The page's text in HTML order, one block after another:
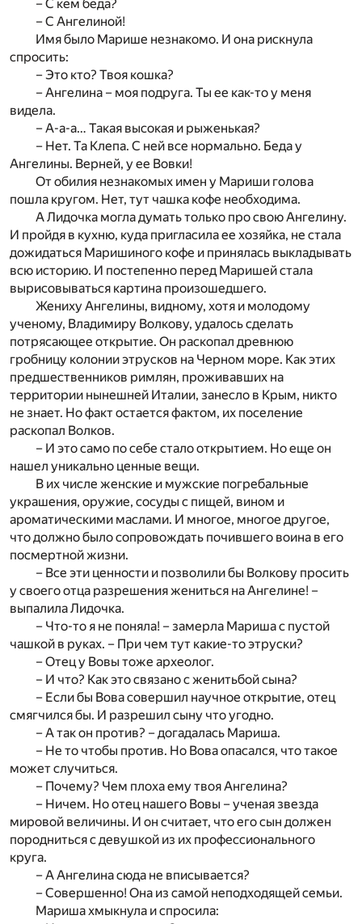
– С кем беда?
– С Ангелиной!
Имя было Марише незнакомо. И она рискнула
спросить:
– Это кто? Твоя кошка?
– Ангелина – моя подруга. Ты ее как-то у меня
видела.
– А-а-а… Такая высокая и рыженькая?
– Нет. Та Клепа. С ней все нормально. Беда у
Ангелины. Верней, у ее Вовки!
От обилия незнакомых имен у Мариши голова
пошла кругом. Нет, тут чашка кофе необходима.
А Лидочка могла думать только про свою Ангелину.
И пройдя в кухню, куда пригласила ее хозяйка, не стала
дожидаться Маришиного кофе и принялась выкладывать
всю историю. И постепенно перед Маришей стала
вырисовываться картина произошедшего.
Жениху Ангелины, видному, хотя и молодому
ученому, Владимиру Волкову, удалось сделать
потрясающее открытие. Он раскопал древнюю
гробницу колонии этрусков на Черном море. Как этих
предшественников римлян, проживавших на
территории нынешней Италии, занесло в Крым, никто
не знает. Но факт остается фактом, их поселение
раскопал Волков.
– И это само по себе стало открытием. Но еще он
нашел уникально ценные вещи.
В их числе женские и мужские погребальные
украшения, оружие, сосуды с пищей, вином и
ароматическими маслами. И многое, многое другое,
что должно было сопровождать почившего воина в его
посмертной жизни.
– Все эти ценности и позволили бы Волкову просить
у своего отца разрешения жениться на Ангелине! –
выпалила Лидочка.
– Что-то я не поняла! – замерла Мариша с пустой
чашкой в руках. – При чем тут какие-то этруски?
– Отец у Вовы тоже археолог.
– И что? Как это связано с женитьбой сына?
– Если бы Вова совершил научное открытие, отец
смягчился бы. И разрешил сыну что угодно.
– А так он против? – догадалась Мариша.
– Не то чтобы против. Но Вова опасался, что такое
может случиться.
– Почему? Чем плоха ему твоя Ангелина?
– Ничем. Но отец нашего Вовы – ученая звезда
мировой величины. И он считает, что его сын должен
породниться с девушкой из их профессионального
круга.
– А Ангелина сюда не вписывается?
– Совершенно! Она из самой неподходящей семьи.
Мариша хмыкнула и спросила: